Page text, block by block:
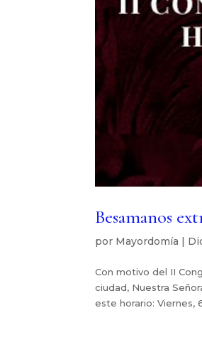
Besamanos
por Mayordomía |
Con motivo del II
ciudad, Nuestra
este horario: Viernes,